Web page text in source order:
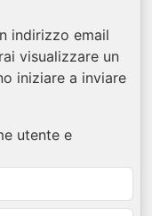
indirizzo email
visualizzare un
iniziare a inviare
utente e